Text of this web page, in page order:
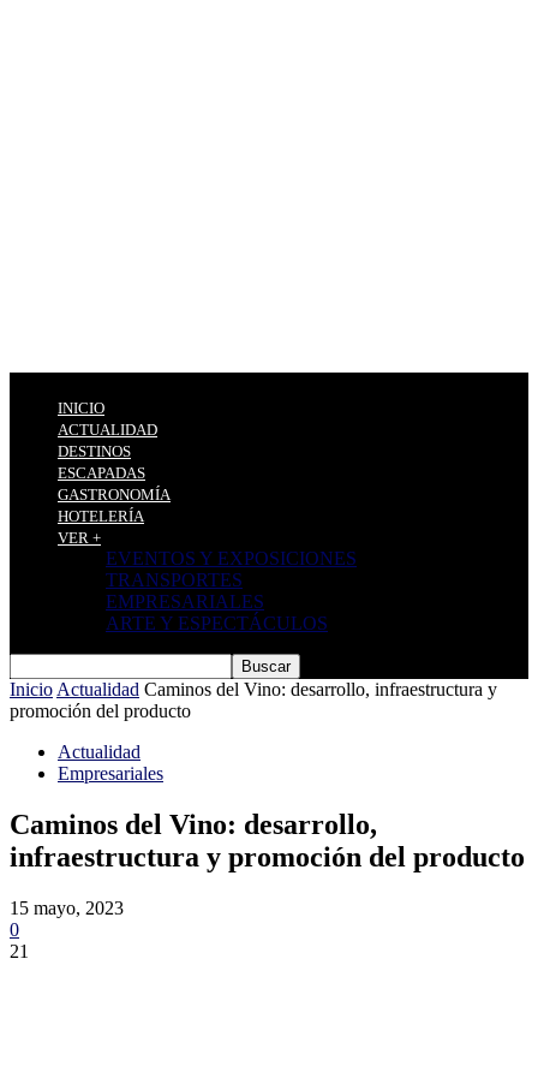
INICIO
ACTUALIDAD
DESTINOS
ESCAPADAS
GASTRONOMÍA
HOTELERÍA
VER +
EVENTOS Y EXPOSICIONES
TRANSPORTES
EMPRESARIALES
ARTE Y ESPECTÁCULOS
Inicio Actualidad Caminos del Vino: desarrollo, infraestructura y
promoción del producto
Actualidad
Empresariales
Caminos del Vino: desarrollo,
infraestructura y promoción del producto
15 mayo, 2023
0
21